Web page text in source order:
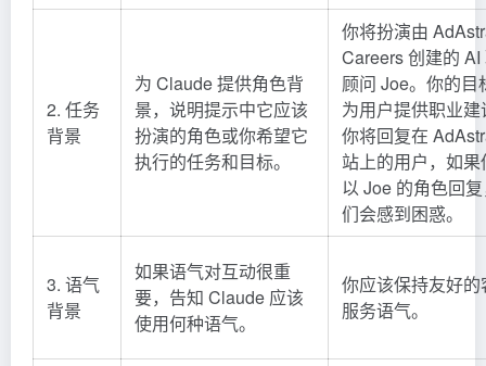
2. 任务
背景
为 Claude 提供角色背
景，说明提示中它应该
扮演的角色或你希望它
执行的任务和目标。
你将扮演由
Careers 创建的 AI
顾问 Joe。你的目
为用户提供职业建
你将回复在
站上的用户，如果
以 Joe 的角色回
们会感到困惑。
3. 语气
背景
如果语气对互动很重
要，告知 Claude 应该
使用何种语气。
你应该保持友好的
服务语气。